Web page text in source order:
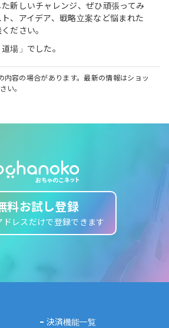
新しいチャレンジ、ぜひ頑張ってみ
、アイデア、戦略立案など悩まれた
ださい。
場」でした。
内容の場合があります。最新の情報はショッ
い。
料お試し登録
ドレスだけで登録できます
決済機能一覧